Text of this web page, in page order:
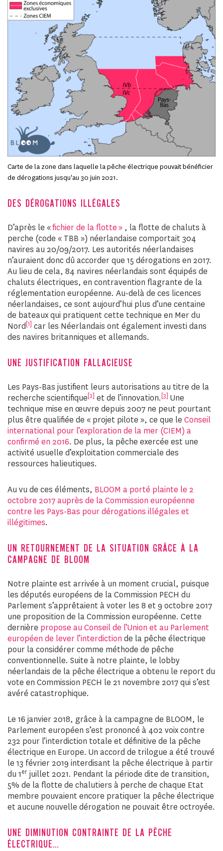
Carte de la zone dans laquelle la pêche électrique pouvait bénéficier
de dérogations jusqu'au 30 juin 2021.
DES DÉROGATIONS ILLÉGALES
D’après le «fichier de la flotte » , la flotte de chaluts à
perche (code « TBB ») néerlandaise comportait 304
navires au 20/09/2017. Les autorités néerlandaises
n’auraient donc dû accorder que 15 dérogations en 2017.
Au lieu de cela, 84 navires néerlandais sont équipés de
chaluts électriques, en contravention flagrante de la
réglementation européenne. Au-delà de ces licences
néerlandaises, ce sont aujourd’hui plus d’une centaine
de bateaux qui pratiquent cette technique en Mer du
Nord[1] car les Néerlandais ont également investi dans
des navires britanniques et allemands.
UNE JUSTIFICATION FALLACIEUSE
Les Pays-Bas justifient leurs autorisations au titre de la
recherche scientifique[2] et de l’innovation. [3] Une
technique mise en œuvre depuis 2007 ne peut pourtant
plus être qualifiée de « projet pilote », ce que le Conseil
international pour l’exploration de la mer (CIEM) a
confirmé en 2016. De plus, la pêche exercée est une
activité usuelle d’exploitation commerciale des
ressources halieutiques.
Au vu de ces éléments, BLOOM a porté plainte le 2
octobre 2017 auprès de la Commission européenne
contre les Pays-Bas pour dérogations illégales et
illégitimes.
UN RETOURNEMENT DE LA SITUATION GRÂCE À LA
CAMPAGNE DE BLOOM
Notre plainte est arrivée à un moment crucial, puisque
les députés européens de la Commission PECH du
Parlement s’apprêtaient à voter les 8 et 9 octobre 2017
une proposition de la Commission européenne. Cette
dernière propose au Conseil de l’Union et au Parlement
européen de lever l’interdiction de la pêche électrique
pour la considérer comme méthode de pêche
conventionnelle. Suite à notre plainte, le lobby
néerlandais de la pêche électrique a obtenu le report du
vote en Commission PECH le 21 novembre 2017 qui s’est
avéré catastrophique.
Le 16 janvier 2018, grâce à la campagne de BLOOM, le
Parlement européen s’est prononcé à 402 voix contre
232 pour l’interdiction totale et définitive de la pêche
électrique en Europe. Un accord de trilogue a été trouvé
le 13 février 2019 interdisant la pêche électrique à partir
du 1er juillet 2021. Pendant la période dite de transition,
5% de la flotte de chalutiers à perche de chaque Etat
membre pouvaient encore pratiquer la pêche électrique
et aucune nouvelle dérogation ne pouvait être octroyée.
UNE DIMINUTION CONTRAINTE DE LA PÊCHE
ÉLECTRIQUE…